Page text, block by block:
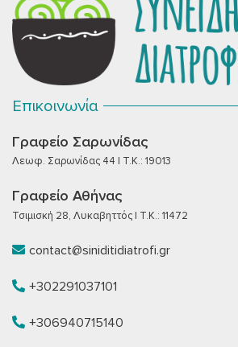
Επικοινωνία
Γραφείο Σαρωνίδας
Λεωφ. Σαρωνίδας 44 | T.K.: 19013
Γραφείο Αθήνας
Τσιμισκή 28, Λυκαβηττός | T.K.: 11472
contact@siniditidiatrofi.gr
+302291037101
+306940715140